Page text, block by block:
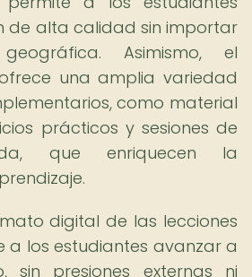
de alta calidad sin importar
Asimismo, el
una amplia variedad
como material
prácticos y sesiones de
que enriquecen la
digital de las lecciones
a los estudiantes avanzar a
sin presiones externas ni